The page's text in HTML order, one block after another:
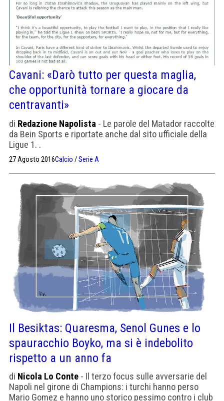
Cavani: «Darò tutto per questa maglia,
che opportunità tornare a giocare da
centravanti»
di Redazione Napolista - Le parole del Matador raccolte
da Bein Sports e riportate anche dal sito ufficiale della
Ligue 1. .
27 Agosto 2016Calcio /Serie A
Il Besiktas: Quaresma, Senol Gunes e lo
spauracchio Boyko, ma si è indebolito
rispetto a un anno fa
di Nicola Lo Conte - Il terzo focus sulle avversarie del
Napoli nel girone di Champions: i turchi hanno perso
Mario Gomez e hanno uno storico pessimo contro i club